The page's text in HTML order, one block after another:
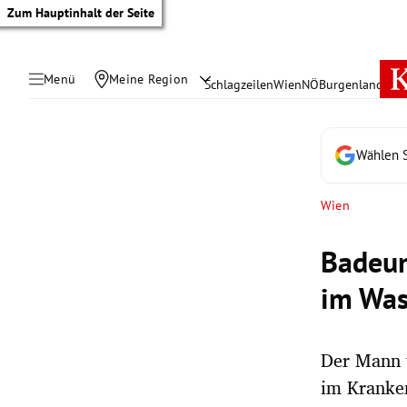
Zum Hauptinhalt der Seite
Menü Meine Region SchlagzeilenWienNÖBurgenland
Wählen
Wien
im
Der
im